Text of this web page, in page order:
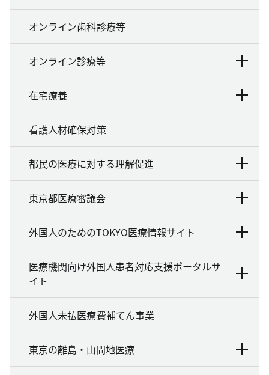
オンライン歯科診療等
オンライン診療等
在宅療養
看護人材確保対策
都民の医療に対する理解促進
東京都医療審議会
外国人のためのTOKYO医療情報サイト
医療機関向け外国人患者対応支援ポータルサ
イト
外国人未払医療費補てん事業
東京の離島・山間地医療